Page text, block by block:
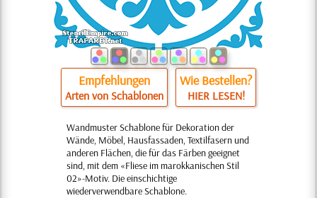
Empfehlungen
Arten von Schablonen
Wie Bestellen?
HIER LESEN!
Wandmuster Schablone für Dekoration der
Wände, Möbel, Hausfassaden, Textilfasern und
anderen Flächen, die für das Färben geeignet
sind, mit dem «Fliese im marokkanischen Stil
02»-Motiv. Die einschichtige
wiederverwendbare Schablone.